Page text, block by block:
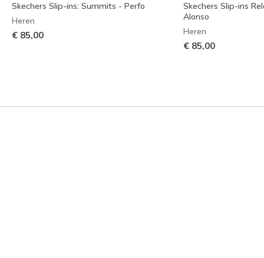
Skechers Slip-ins: Summits - Perfo
Heren
€ 85,00
Skechers Slip-ins
Alonso
Heren
€ 85,00